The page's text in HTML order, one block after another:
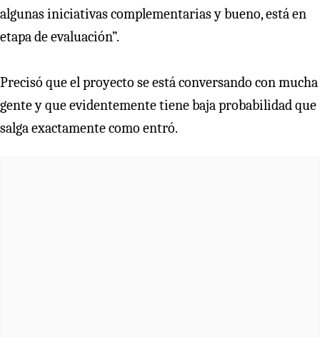
algunas iniciativas complementarias y bueno, está en
etapa de evaluación”.
Precisó que el proyecto se está conversando con mucha
gente y que evidentemente tiene baja probabilidad que
salga exactamente como entró.